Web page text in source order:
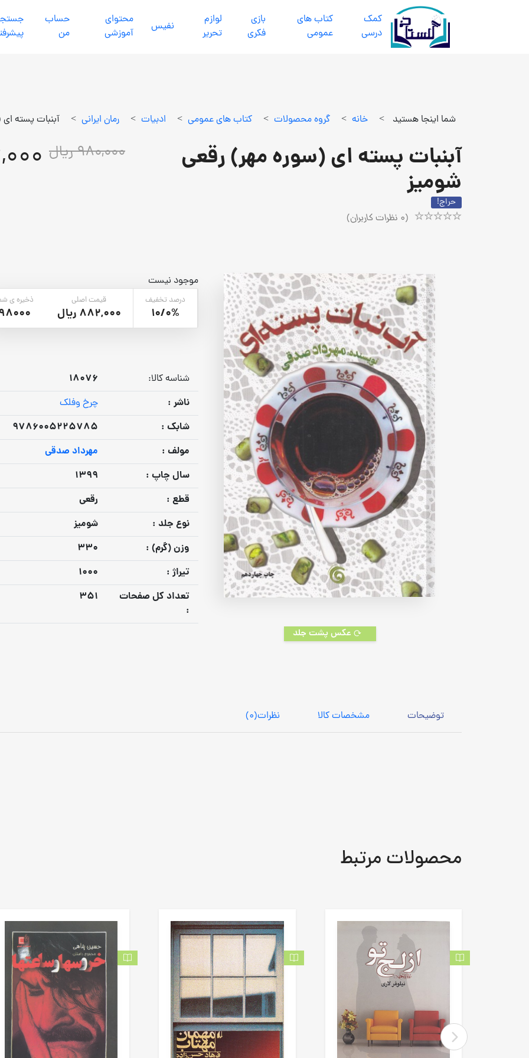
كمك
درسي
كتاب هاي
عمومي
بازي
فكري
لوازم
تحرير
نفيس
محتواي
آموزشي
حساب
من
شما اینجا هستید > خانه > گروه محصولات > كتاب هاي عمومي > ادبيات > رمان ايراني > آبنبات پسته
آبنبات پسته ای (سوره مهر) رقعی
شومیز
حراج!
customer
(
0 نظرات کاربران)
980,000 ریال
عکس پشت جلد
موجود نیست
درصد تخفیف
10/0%
قیمت اصلی
882,000 ریال
ذخیره ی
شناسه کالا:
18076
ناشر :
چرخ وفلک
شابک :
9786005225785
مولف :
مهرداد صدقی
سال چاپ :
1399
قطع :
رقعی
نوع جلد :
شومیز
وزن (گرم) :
330
تيراژ :
1000
تعداد كل صفحات
:
351
توضیحات مشخصات کالا نظرات(0)
محصولات مرتبط